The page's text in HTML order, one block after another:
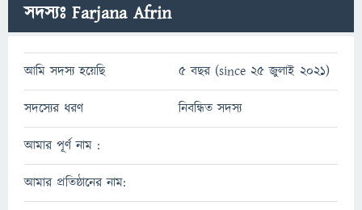
সদস্যঃ Farjana Afrin
আমি সদস্য হয়েছি 5 বছর (since 25 জুলাই 2021)
সদস্যের ধরণ নিবন্ধিত সদস্য
আমার পূর্ণ নাম :
আমার প্রতিষ্ঠানের নাম: